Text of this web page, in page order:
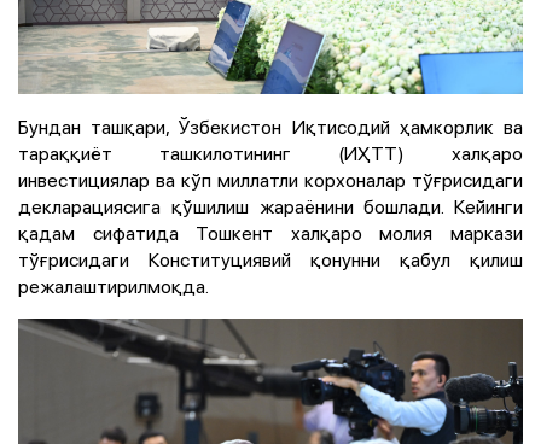
Бундан ташқари, Ўзбекистон Иқтисодий ҳамкорлик ва
тараққиёт ташкилотининг (ИҲТТ) халқаро
инвестициялар ва кўп миллатли корхоналар тўғрисидаги
декларациясига қўшилиш жараёнини бошлади. Кейинги
қадам сифатида Тошкент халқаро молия маркази
тўғрисидаги Конституциявий қонунни қабул қилиш
режалаштирилмоқда.